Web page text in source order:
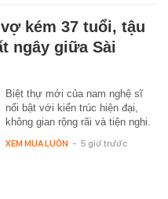
kém 37 tuổi, tậu
ngây giữa Sài
Biệt thự mới của nam nghệ sĩ
nổi bật với kiến trúc hiện đại,
không gian rộng rãi và tiện nghi.
XEM MUA LUÔN - 5 giờ trước